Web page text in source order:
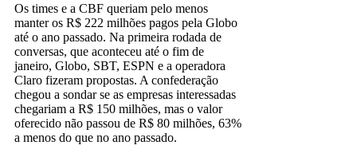
Os times e a CBF queriam pelo menos
manter os R$ 222 milhões pagos pela Globo
até o ano passado. Na primeira rodada de
conversas, que aconteceu até o fim de
janeiro, Globo, SBT, ESPN e a operadora
Claro fizeram propostas. A confederação
chegou a sondar se as empresas interessadas
chegariam a R$ 150 milhões, mas o valor
oferecido não passou de R$ 80 milhões, 63%
a menos do que no ano passado.